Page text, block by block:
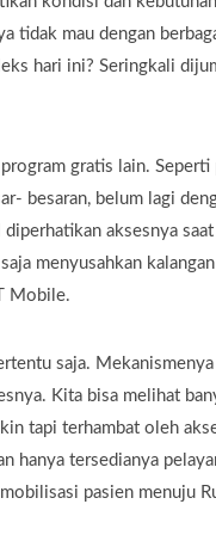
tidak mau dengan
hari ini? Seringkali
gratis lain.
besaran, belum lagi
aksesnya
menyusahkan
Mobile.
saja.
Kita bisa melihat
tapi terhambat oleh
hanya tersedianya
pasien menuju